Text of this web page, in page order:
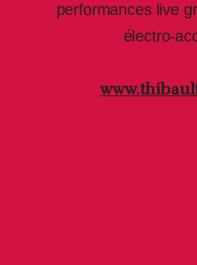
performances live
électro-